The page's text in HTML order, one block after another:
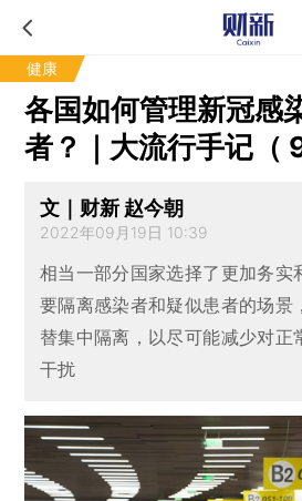
健康
各国如何管理新冠感
者？｜大流行手记（
文｜财新 赵今朝
2022年09月19日 10:39
相当一部分国家选择了更加务实
要隔离感染者和疑似患者的场景
替集中隔离，以尽可能减少对正
干扰